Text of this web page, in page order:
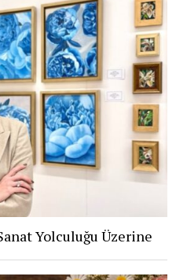
Yolculuğu Üzerine